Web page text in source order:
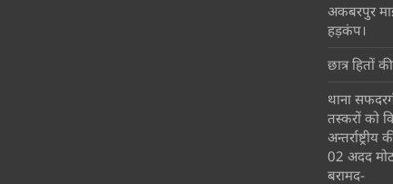
अकबरपुर
हड़कंप।
छात्र हितों
थाना
तस्करों को
02 अदद
बरामद-